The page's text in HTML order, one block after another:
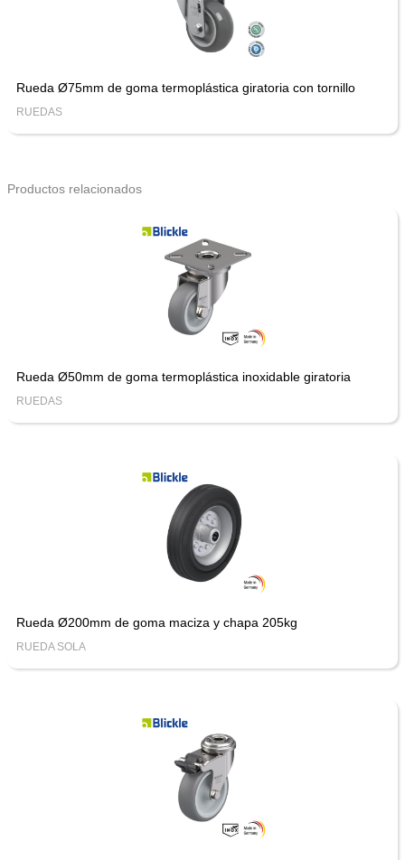
Rueda Ø75mm de goma termoplástica giratoria con tornillo
RUEDAS
Productos relacionados
Rueda Ø50mm de goma termoplástica inoxidable giratoria
RUEDAS
Rueda Ø200mm de goma maciza y chapa 205kg
RUEDA SOLA